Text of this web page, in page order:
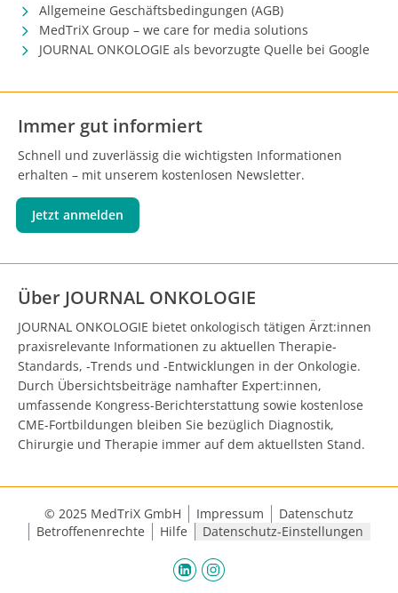
Allgemeine Geschäftsbedingungen (AGB)
MedTriX Group – we care for media solutions
JOURNAL ONKOLOGIE als bevorzugte Quelle bei Google
Immer gut informiert
Schnell und zuverlässig die wichtigsten Informationen
erhalten – mit unserem kostenlosen Newsletter.
Jetzt anmelden
Über JOURNAL ONKOLOGIE
JOURNAL ONKOLOGIE bietet onkologisch tätigen Ärzt:innen
praxisrelevante Informationen zu aktuellen Therapie-
Standards, -Trends und -Entwicklungen in der Onkologie.
Durch Übersichtsbeiträge namhafter Expert:innen,
umfassende Kongress-Berichterstattung sowie kostenlose
CME-Fortbildungen bleiben Sie bezüglich Diagnostik,
Chirurgie und Therapie immer auf dem aktuellsten Stand.
© 2025 MedTriX GmbH Impressum
Datenschutz
Betroffenenrechte
Hilfe Datenschutz-Einstellungen